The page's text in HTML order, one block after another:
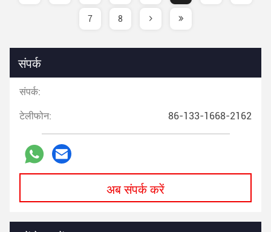
7 8
संपर्क
संपर्क:
टेलीफोन: 86-133-1668-2162
अब संपर्क करें